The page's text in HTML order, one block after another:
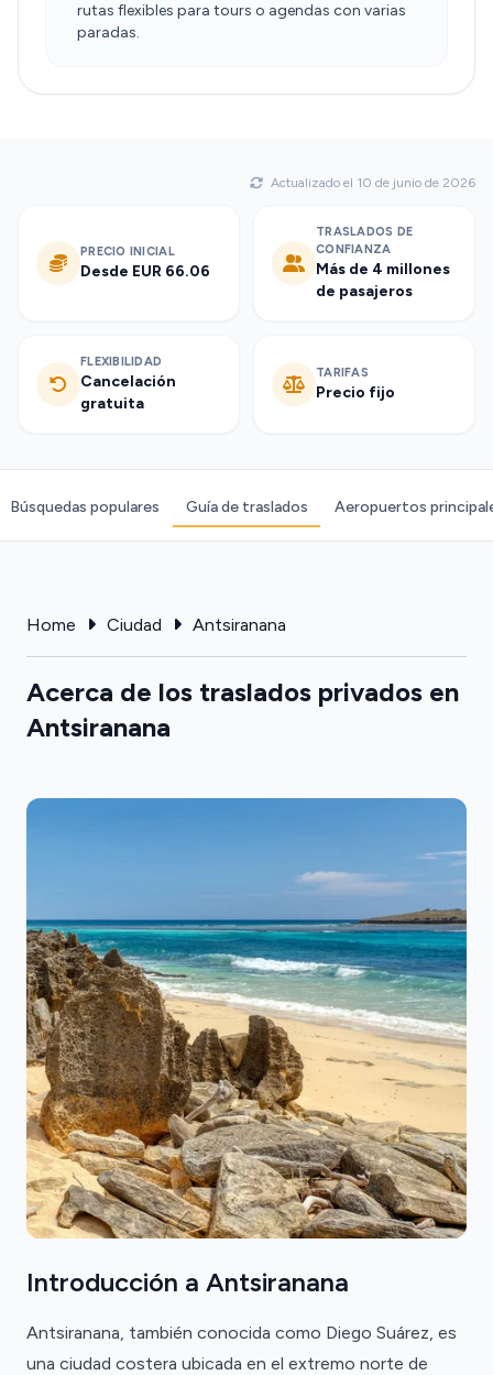
rutas flexibles para tours o agendas con varias
paradas.
Actualizado el 10 de junio de 2026
PRECIO INICIAL
Desde EUR 66.06
TRASLADOS DE
CONFIANZA
Más de 4 millones
de pasajeros
FLEXIBILIDAD
Cancelación
gratuita
TARIFAS
Precio fijo
Búsquedas populares Guía de traslados Aeropuertos
Home Ciudad Antsiranana
Acerca de los traslados privados en
Antsiranana
Introducción a Antsiranana
Antsiranana, también conocida como Diego Suárez, es
una ciudad costera ubicada en el extremo norte de